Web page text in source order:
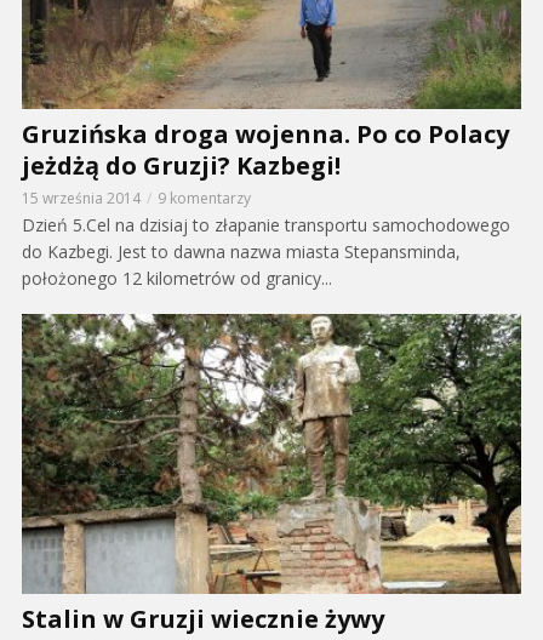
Gruzińska droga wojenna. Po co Polacy
jeżdżą do Gruzji? Kazbegi!
15 września 2014 9 komentarzy
Dzień 5.Cel na dzisiaj to złapanie transportu samochodowego
do Kazbegi. Jest to dawna nazwa miasta Stepansminda,
położonego 12 kilometrów od granicy...
Stalin w Gruzji wiecznie żywy